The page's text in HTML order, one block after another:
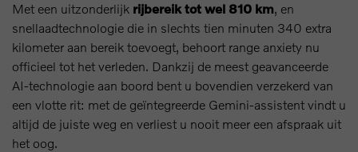
Met een uitzonderlijk rijbereik tot wel 810 km, en
snellaadtechnologie die in slechts tien minuten 340 extra
kilometer aan bereik toevoegt, behoort range anxiety nu
officieel tot het verleden. Dankzij de meest geavanceerde
AI-technologie aan boord bent u bovendien verzekerd van
een vlotte rit: met de geïntegreerde Gemini-assistent vindt u
altijd de juiste weg en verliest u nooit meer een afspraak uit
het oog.